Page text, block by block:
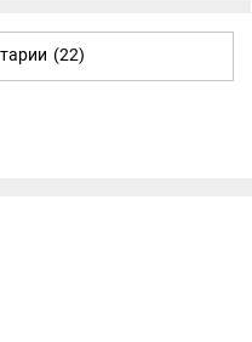
(22)